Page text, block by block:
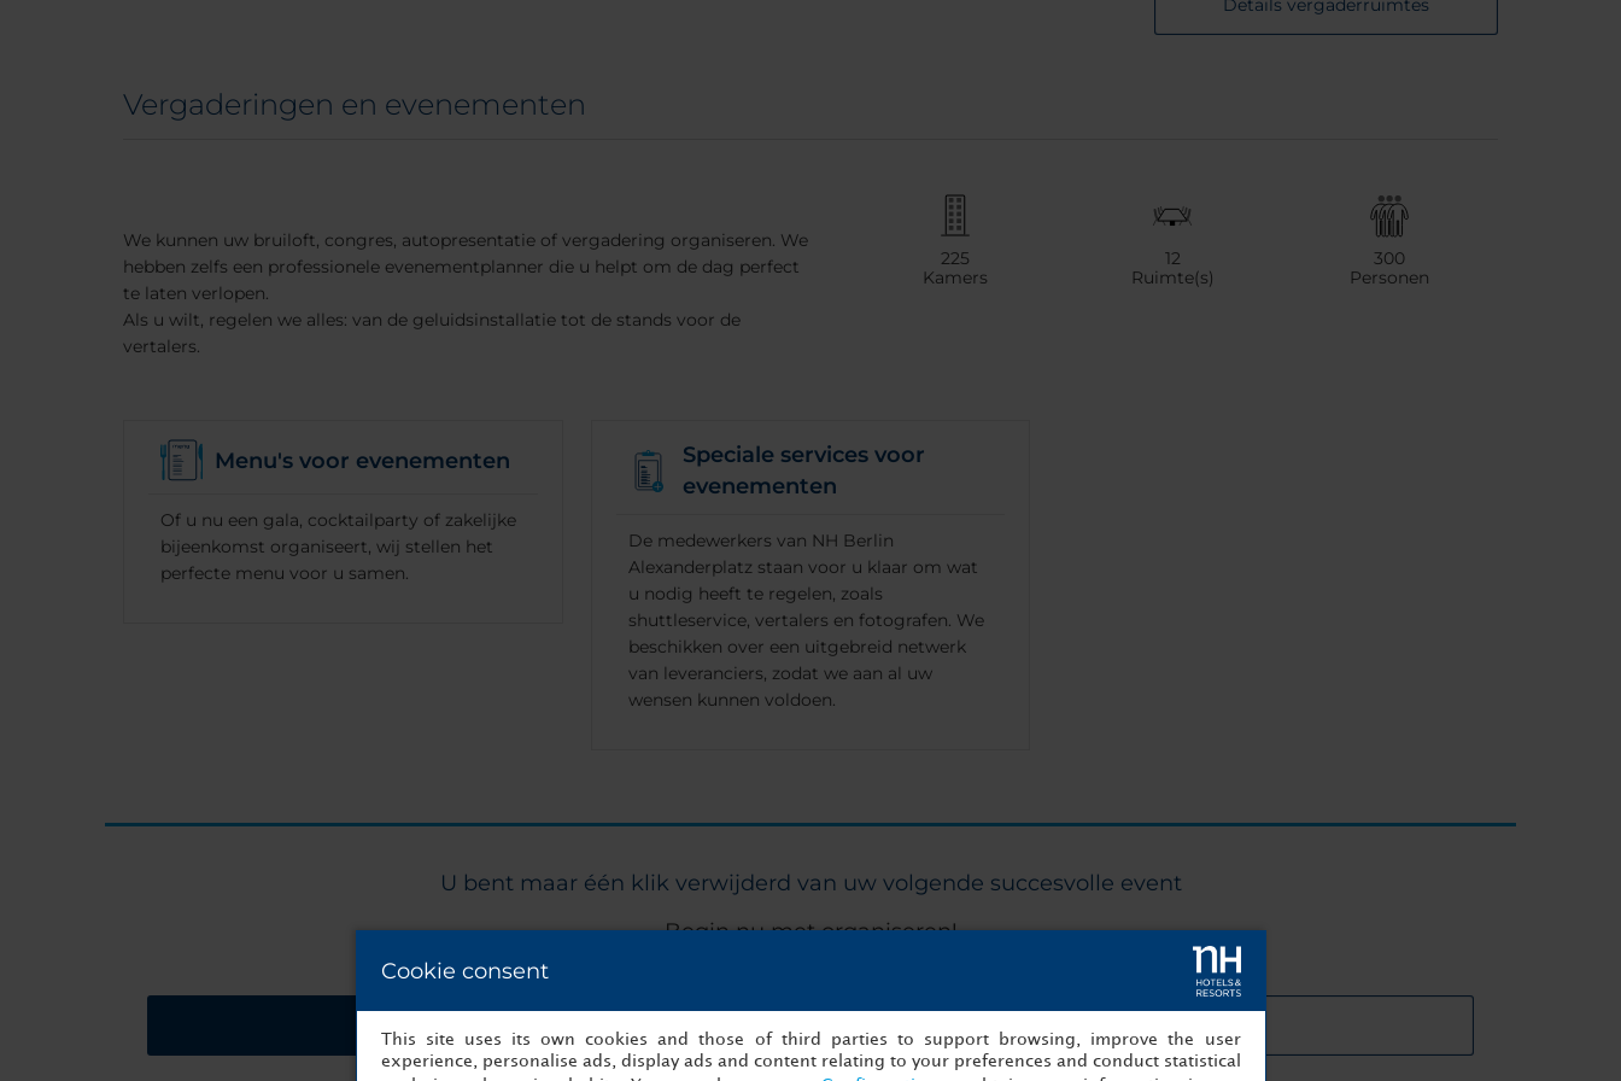
Details vergaderruimtes
Vergaderingen en evenementen
We kunnen uw bruiloft, congres, autopresentatie of vergadering organiseren. We
hebben zelfs een professionele evenementplanner die u helpt om de dag perfect
te laten verlopen.
Als u wilt, regelen we alles: van de geluidsinstallatie tot de stands voor de
vertalers.
225
Kamers
12
Ruimte(s)
300
Personen
Menu's voor evenementen
Of u nu een gala, cocktailparty of zakelijke
bijeenkomst organiseert, wij stellen het
perfecte menu voor u samen.
Speciale services voor
evenementen
De medewerkers van NH Berlin
Alexanderplatz staan voor u klaar om wat
u nodig heeft te regelen, zoals
shuttleservice, vertalers en fotografen. We
beschikken over een uitgebreid netwerk
van leveranciers, zodat we aan al uw
wensen kunnen voldoen.
U bent maar één klik verwijderd van uw volgende succesvolle event
Begin nu met organiseren!
Cookie consent
This site uses its own cookies and those of third parties to support browsing, improve the user
experience, personalise ads, display ads and content relating to your preferences and conduct statistical